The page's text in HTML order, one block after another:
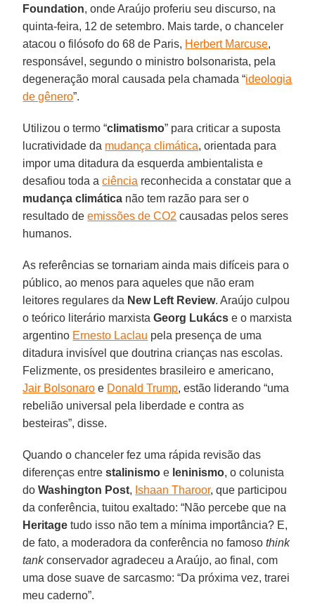
Foundation, onde Araújo proferiu seu discurso, na
quinta-feira, 12 de setembro. Mais tarde, o chanceler
atacou o filósofo do 68 de Paris, Herbert Marcuse,
responsável, segundo o ministro bolsonarista, pela
degeneração moral causada pela chamada “ideologia
de gênero”.
Utilizou o termo “climatismo” para criticar a suposta
lucratividade da mudança climática, orientada para
impor uma ditadura da esquerda ambientalista e
desafiou toda aciência reconhecida a constatar que a
mudança climática não tem razão para ser o
resultado deemissões de CO2 causadas pelos seres
humanos.
As referências se tornariam ainda mais difíceis para o
público, ao menos para aqueles que não eram
leitores regulares da New Left Review. Araújo culpou
o teórico literário marxistaGeorg Lukács e o marxista
argentino Ernesto Laclau pela presença de uma
ditadura invisível que doutrina crianças nas escolas.
Felizmente, os presidentes brasileiro e americano,
Jair Bolsonaro e Donald Trump, estão liderando “uma
rebelião universal pela liberdade e contra as
besteiras”, disse.
Quando o chanceler fez uma rápida revisão das
diferenças entrestalinismo e leninismo, o colunista
doWashington Post, Ishaan Tharoor, que participou
da conferência, tuitou exaltado: “Não percebe que na
Heritage tudo isso não tem a mínima importância? E,
de fato, a moderadora da conferência no famosothink
tankconservador agradeceu a Araújo, ao final, com
uma dose suave de sarcasmo: “Da próxima vez, trarei
meu caderno”.